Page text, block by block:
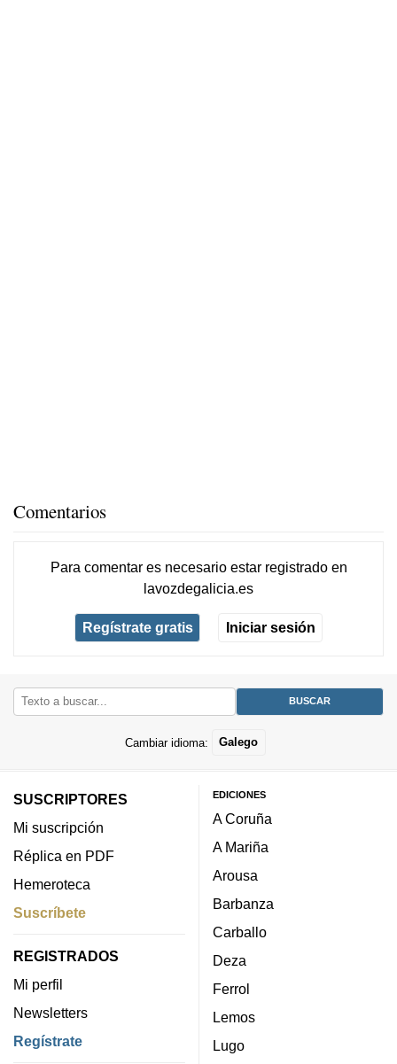
Comentarios
Para comentar es necesario estar registradoen
lavozdegalicia.es
Regístrate gratis Iniciar sesión
Cambiar idioma: Galego
SUSCRIPTORES
Mi suscripción
Réplica en PDF
Hemeroteca
Suscríbete
REGISTRADOS
Mi perfil
Newsletters
Regístrate
EDICIONES
A Coruña
A Mariña
Arousa
Barbanza
Carballo
Deza
Ferrol
Lemos
Lugo